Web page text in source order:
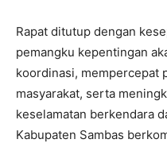
Rapat ditutup dengan
pemangku kepentingan
koordinasi, mempercepat
masyarakat, serta
keselamatan berkendara
Kabupaten Sambas